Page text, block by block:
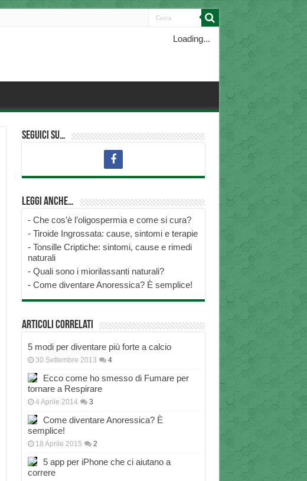
Loading...
Seguici su…
Leggi anche…
- Che cos’è l’oligospermia e come si cura?
- Tiroide Ingrossata: cause, sintomi e terapie
- Tonsille Criptiche: sintomi, cause e rimedi
naturali
- Quali sono i miorilassanti naturali?
- Come diventare Anoressica? È semplice!
Articoli correlati
5 modi per diventare più forte a calcio
30 Settembre 2013 4
Ecco come ho smesso di Fumare per
tornare a Respirare
4 Aprile 2014 3
Come diventare Anoressica? È
semplice!
18 Aprile 2015 2
5 app per iPhone che ci aiutano a
correre